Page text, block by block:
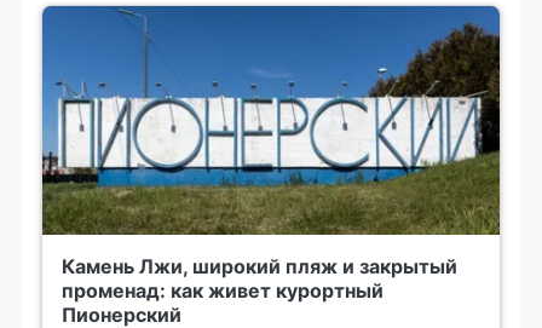
Камень Лжи, широкий пляж и закрытый
променад: как живет курортный
Пионерский